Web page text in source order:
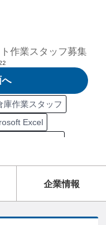
作業スタッフ募集
へ
庫作業スタッフ
Excel
企業情報